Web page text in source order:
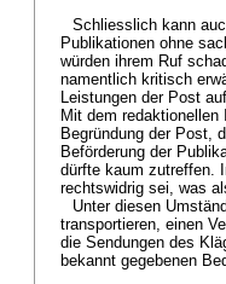
Schliesslich kann
Publikationen ohne
würden ihrem Ruf
namentlich kritisch
Leistungen der Post
Mit dem
Begründung der Post,
Beförderung der
dürfte kaum zutreffen.
rechtswidrig sei, was
Unter diesen
transportieren, einen
die Sendungen des
bekannt gegebenen